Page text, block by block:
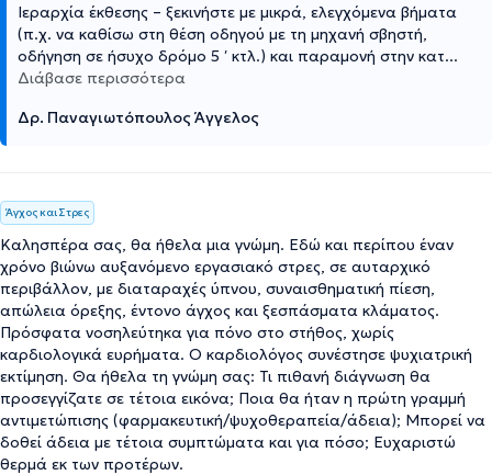
Ιεραρχία έκθεσης – ξεκινήστε με μικρά, ελεγχόμενα βήματα
(π.χ. να καθίσω στη θέση οδηγού με τη μηχανή σβηστή,
οδήγηση σε ήσυχο δρόμο 5 ′ κτλ.) και παραμονή στην κατ...
Διάβασε περισσότερα
Δρ. Παναγιωτόπουλος Άγγελος
Άγχος και Στρες
Καλησπέρα σας, θα ήθελα μια γνώμη. Εδώ και περίπου έναν
χρόνο βιώνω αυξανόμενο εργασιακό στρες, σε αυταρχικό
περιβάλλον, με διαταραχές ύπνου, συναισθηματική πίεση,
απώλεια όρεξης, έντονο άγχος και ξεσπάσματα κλάματος.
Πρόσφατα νοσηλεύτηκα για πόνο στο στήθος, χωρίς
καρδιολογικά ευρήματα. Ο καρδιολόγος συνέστησε ψυχιατρική
εκτίμηση. Θα ήθελα τη γνώμη σας: Τι πιθανή διάγνωση θα
προσεγγίζατε σε τέτοια εικόνα; Ποια θα ήταν η πρώτη γραμμή
αντιμετώπισης (φαρμακευτική/ψυχοθεραπεία/άδεια); Μπορεί να
δοθεί άδεια με τέτοια συμπτώματα και για πόσο; Ευχαριστώ
θερμά εκ των προτέρων.